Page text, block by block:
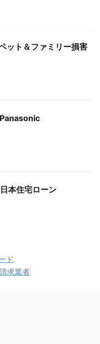
ト＆ファミリー損害
本住宅ローン
ド
求業者